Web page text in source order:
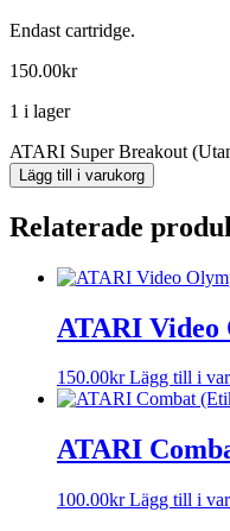
Endast cartridge.
150.00kr
1 i lager
ATARI Super Breakout
Lägg till i varukorg
Relaterade
ATARI Video
150.00kr Lägg till i
ATARI
100.00kr Lägg till i